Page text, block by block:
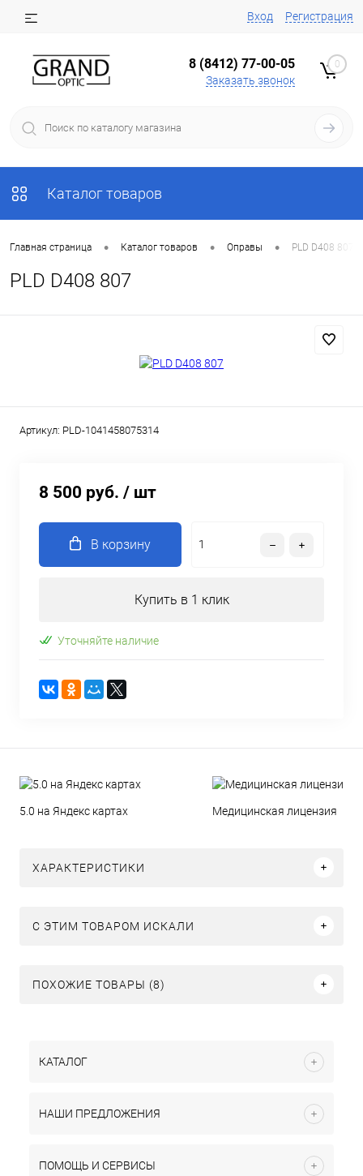
Вход Регистрация
8 (8412) 77-00-05
Заказать звонок
0
Каталог товаров
Главная страница • Каталог товаров • Оправы • PLD D408 807
PLD D408 807
Артикул: PLD-1041458075314
8 500 руб. / шт
В корзину
Купить в 1 клик
Уточняйте наличие
5.0 на Яндекс картах Медицинская лицензия
ХАРАКТЕРИСТИКИ
C ЭТИМ ТОВАРОМ ИСКАЛИ
ПОХОЖИЕ ТОВАРЫ (8)
КАТАЛОГ
НАШИ ПРЕДЛОЖЕНИЯ
ПОМОЩЬ И СЕРВИСЫ